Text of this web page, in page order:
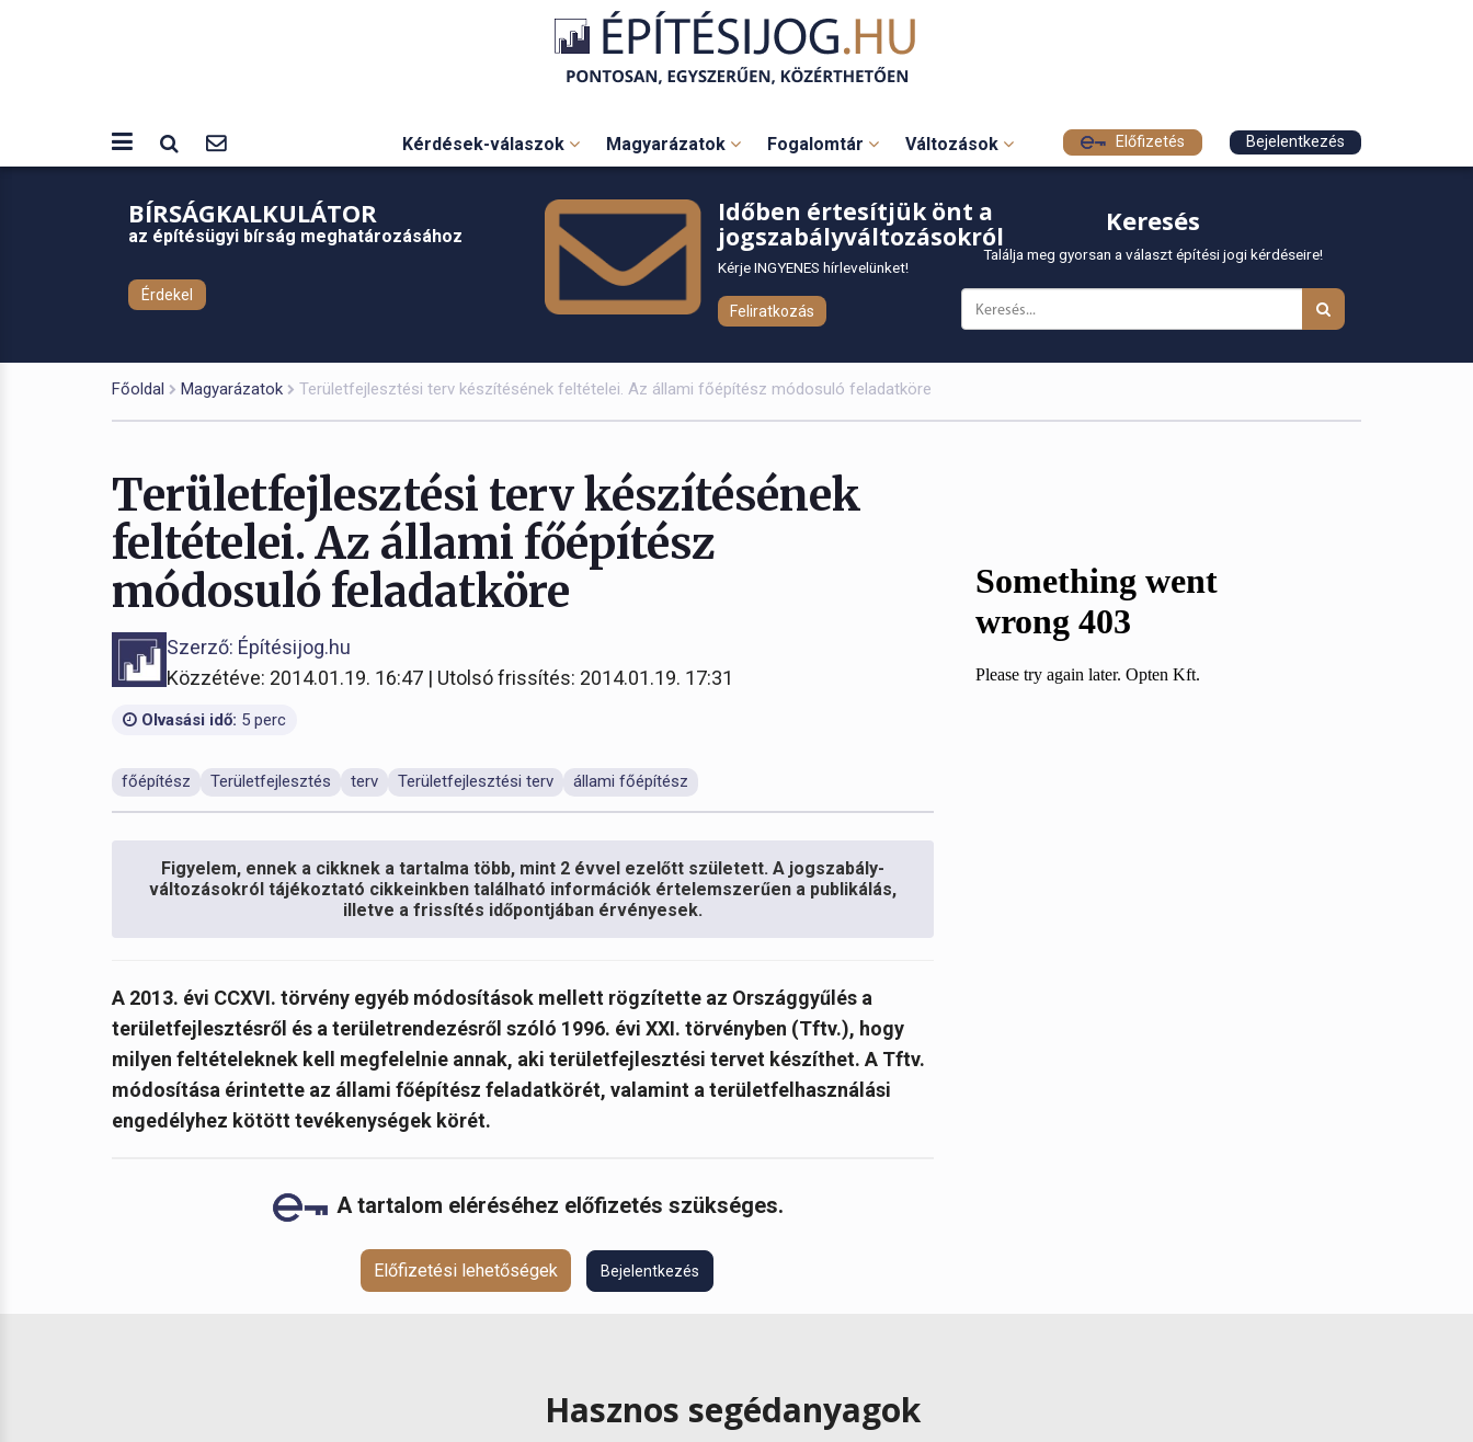
Kérdések-válaszok Magyarázatok Fogalomtár Változások Előfizetés Bejelentkezés
BÍRSÁGKALKULÁTOR
az építésügyi bírság meghatározásához
Érdekel
Időben értesítjük önt a
jogszabályváltozásokról
Kérje INGYENES hírlevelünket!
Feliratkozás
Keresés
Találja meg gyorsan a választ építési jogi kérdéseire!
Főoldal Magyarázatok Területfejlesztési terv készítésének feltételei. Az állami főépítész módosuló feladatköre
Területfejlesztési terv készítésének
feltételei. Az állami főépítész
módosuló feladatköre
Szerző: Építésijog.hu
Közzétéve: 2014.01.19. 16:47 | Utolsó frissítés: 2014.01.19. 17:31
Olvasási idő: 5 perc
főépítész Területfejlesztés terv Területfejlesztési terv állami főépítész
Figyelem, ennek a cikknek a tartalma több, mint 2 évvel ezelőtt született. A jogszabály-
változásokról tájékoztató cikkeinkben található információk értelemszerűen a publikálás,
illetve a frissítés időpontjában érvényesek.
A 2013. évi CCXVI. törvény egyéb módosítások mellett rögzítette az Országgyűlés a
területfejlesztésről és a területrendezésről szóló 1996. évi XXI. törvényben (Tftv.), hogy
milyen feltételeknek kell megfelelnie annak, aki területfejlesztési tervet készíthet. A Tftv.
módosítása érintette az állami főépítész feladatkörét, valamint a területfelhasználási
engedélyhez kötött tevékenységek körét.
A tartalom eléréséhez előfizetés szükséges.
Előfizetési lehetőségek Bejelentkezés
Hasznos segédanyagok